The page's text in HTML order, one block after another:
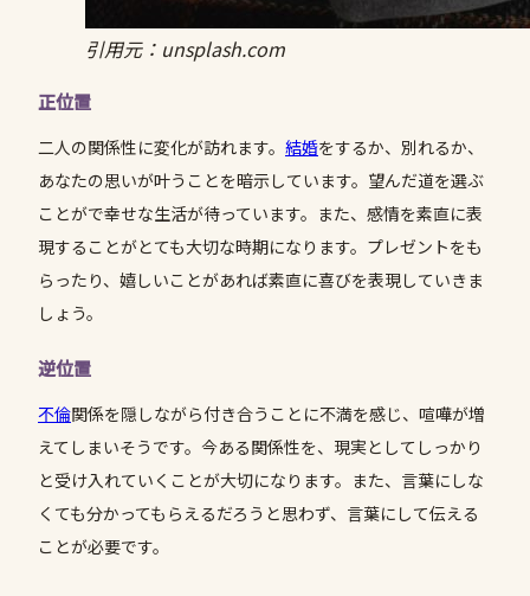
引用元：unsplash.com
正位置
二人の関係性に変化が訪れます。 結婚をするか、別れるか、
あなたの思いが叶うことを暗示しています。望んだ道を選ぶ
ことがで幸せな生活が待っています。また、感情を素直に表
現することがとても大切な時期になります。プレゼントをも
らったり、嬉しいことがあれば素直に喜びを表現していきま
しょう。
逆位置
不倫関係を隠しながら付き合うことに不満を感じ、喧嘩が増
えてしまいそうです。今ある関係性を、現実としてしっかり
と受け入れていくことが大切になります。また、言葉にしな
くても分かってもらえるだろうと思わず、言葉にして伝える
ことが必要です。